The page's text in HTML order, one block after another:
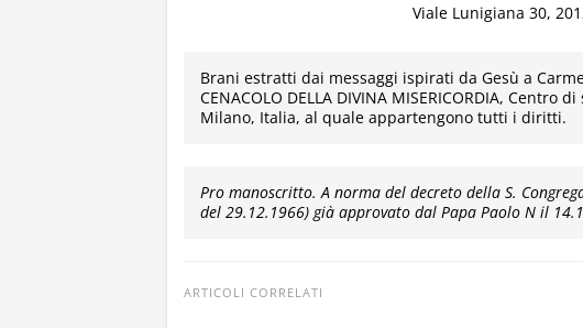
Viale Lunigiana 30,
Brani estratti dai messaggi ispirati da Gesù a
CENACOLO DELLA DIVINA MISERICORDIA,
Milano, Italia, al quale appartengono tutti i diritti.
Pro manoscritto. A norma del decreto della S.
del 29.12.1966) già approvato dal Papa Paolo N il
ARTICOLI CORRELATI